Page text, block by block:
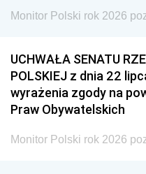
Monitor Polski rok 2026
UCHWAŁA SENATU
POLSKIEJ z dnia 22
wyrażenia zgody na
Praw Obywatelskich
Monitor Polski rok 2026